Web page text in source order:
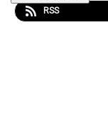
kontextkunskap
annat än
RSS